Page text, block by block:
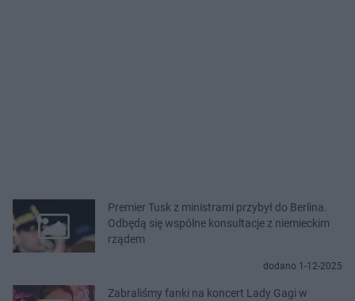
Premier Tusk z ministrami przybył do Berlina.
Odbędą się wspólne konsultacje z niemieckim
rządem
dodano 1-12-2025
Zabraliśmy fanki na koncert Lady Gagi w